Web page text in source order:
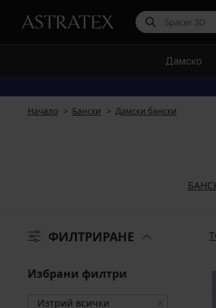
Дамско
Начало Бански Дамски бански
ФИЛТРИРАНЕ
Избрани филтри
Изтрий всички